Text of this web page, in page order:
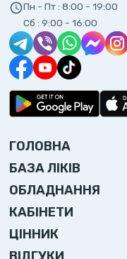
Пн - Пт : 8:00 - 19:00
Сб : 9:00 - 16:00
ГОЛОВНА
БАЗА ЛІКІВ
ОБЛАДНАННЯ
КАБІНЕТИ
ЦІННИК